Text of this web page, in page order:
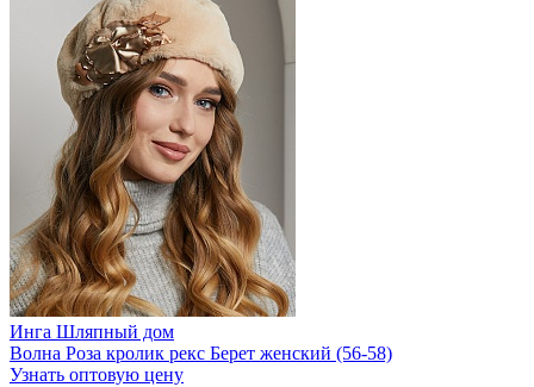
Инга Шляпный дом
Волна Роза кролик рекс Берет женский (56-58)
Узнать оптовую цену